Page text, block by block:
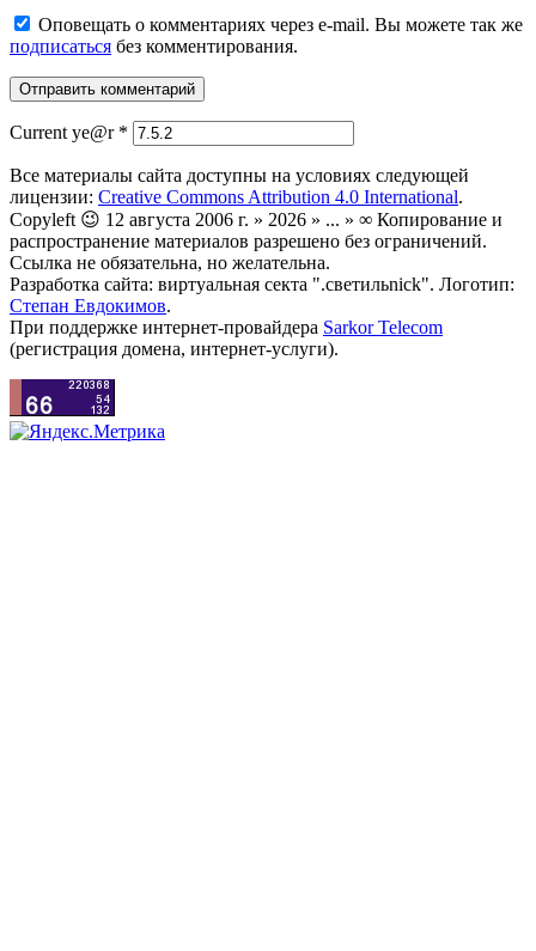
Оповещать о комментариях через e-mail. Вы можете так же
подписаться без комментирования.
Current ye@r *
Все материалы сайта доступны на условиях следующей
лицензии: Creative Commons Attribution 4.0 International.
Copyleft 😉 12 августа 2006 г. » 2026 » ... » ∞ Копирование и
распространение материалов разрешено без ограничений.
Ссылка не обязательна, но желательна.
Разработка сайта: виртуальная секта ".светильnick". Логотип:
Степан Евдокимов.
При поддержке интернет-провайдера Sarkor Telecom
(регистрация домена, интернет-услуги).